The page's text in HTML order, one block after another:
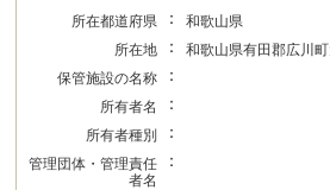
所在都道府県 ：
和歌山県
所在地
：
和歌山県有田郡広川
保管施設の名称
：
所有者名 ：
所有者種別 ：
管理団体・管理責任
者名
：